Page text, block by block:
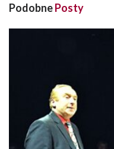
PodobnePosty